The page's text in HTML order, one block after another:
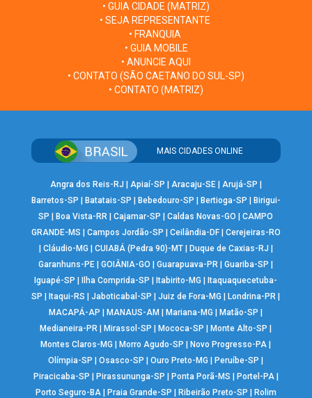
• GUIA CIDADE (MATRIZ)
• SEJA REPRESENTANTE
• FRANQUIA
• GUIA MOBILE
• ANUNCIE AQUI
• CONTATO (SÃO CAETANO DO SUL-SP)
• CONTATO (MATRIZ)
MAIS CIDADES ONLINE
Angra dos Reis-RJ Apiaí-SP Aracaju-SE| Arujá-SP
Barretos-SP
Batatais-SP Bebedouro-SP Bertioga-SP
Birigui-
SP
Boa Vista-RR |Cajamar-SP |Caldas Novas-GO |CAMPO
GRANDE-MS
Campos Jordão-SP Ceilândia-DF| Cerejeiras-RO
Cláudio-MG CUIABÁ (Pedra 90)-MT| Duque de Caxias-RJ
Garanhuns-PE |GOIÂNIA-GO |Guarapuava-PR |Guariba-SP
Iguapé-SP
Ilha Comprida-SP Itabirito-MG
Itaquaquecetuba-
SP
Itaqui-RS |Jaboticabal-SP |Juiz de Fora-MG Londrina-PR
MACAPÁ-AP
MANAUS-AM Mariana-MG Matão-SP
Medianeira-PR
Mirassol-SP Mococa-SP Monte Alto-SP
Montes Claros-MG
Morro Agudo-SP Novo Progresso-PA
Olímpia-SP
|Osasco-SP |Ouro Preto-MG Peruíbe-SP
Piracicaba-SP
Pirassununga-SP Ponta Porã-MS Portel-PA|
Porto Seguro-BA| Praia Grande-SP Ribeirão Preto-SP
Rolim